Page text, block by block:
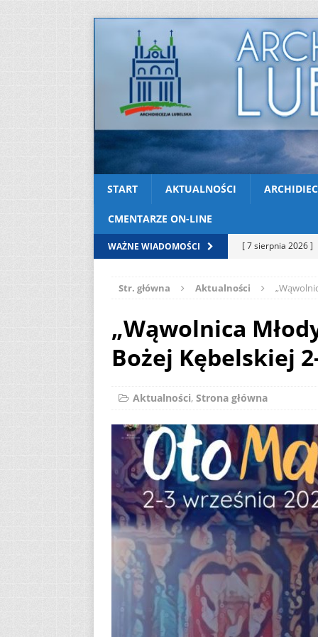
START AKTUALNOŚCI
CMENTARZE ON-LINE
WAŻNE WIADOMOŚCI [ 7 sierpnia 2026 ]
[ 6 sierpnia 2026 ]
[ 3 sierpnia 2026 ]
[ 2 sierpnia 2026 ]
Str. główna Aktualności
„Wąwolnica
Bożej Kębelskiej
Aktualności, Strona główna